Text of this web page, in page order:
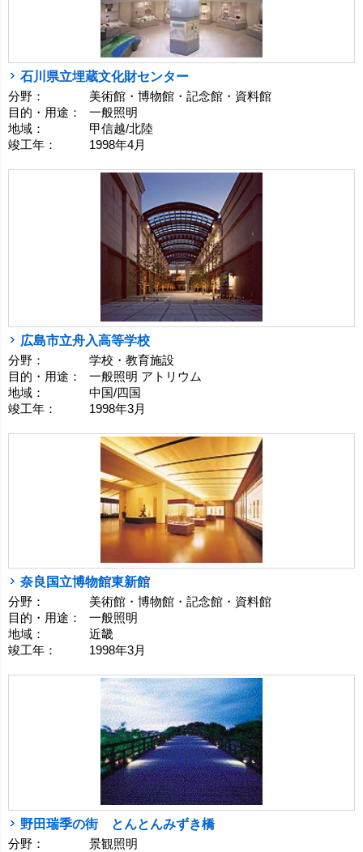
石川県立埋蔵文化財センター
分野：
美術館・博物館・記念館・資料館
目的・用途：
一般照明
地域：
甲信越/北陸
竣工年：
1998年4月
広島市立舟入高等学校
分野：
学校・教育施設
目的・用途：
一般照明 アトリウム
地域：
中国/四国
竣工年：
1998年3月
奈良国立博物館東新館
分野：
美術館・博物館・記念館・資料館
目的・用途：
一般照明
地域：
近畿
竣工年：
1998年3月
野田瑞季の街 とんとんみずき橋
分野：
景観照明